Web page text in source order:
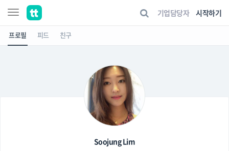
기업담당자 시작하기
프로필 피드 친구
Soojung Lim